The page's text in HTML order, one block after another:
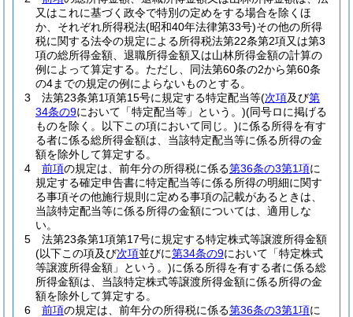
又はこれに基づく政令で特別の定めをする場合を除くほ
か、それぞれ所得税法(昭和40年法律第33号)その他の所得
税に関する法令の規定による所得税法第22条第2項又は第3
項の総所得金額、退職所得金額又は山林所得金額の計算の
例によって算定する。 ただし、同法第60条の2から第60条
の4までの規定の例によらないものとする。
3
法第23条第1項第15号に規定する特定配当等(次項及び第
34条の9において「特定配当等」という。)(同号ロに掲げる
ものを除く。以下この項において同じ。)に係る所得を有す
る者に係る総所得金額は、当該特定配当等に係る所得の金
額を除外して算定する。
4
前項の規定は、前年分の所得税に係る第36条の3第1項に
規定する確定申告書に特定配当等に係る所得の明細に関す
る事項その他施行規則に定める事項の記載があるときは、
当該特定配当等に係る所得の金額については、適用しな
い。
5
法第23条第1項第17号に規定する特定株式等譲渡所得金額
(以下この項及び次項並びに第34条の9において「特定株式
等譲渡所得金額」という。)に係る所得を有する者に係る総
所得金額は、当該特定株式等譲渡所得金額に係る所得の金
額を除外して算定する。
6
前項の規定は、前年分の所得税に係る第36条の3第1項に